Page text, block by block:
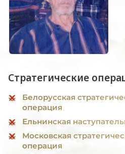
Стратегические
Белорусская
операция
Ельнинская
Московская
операция